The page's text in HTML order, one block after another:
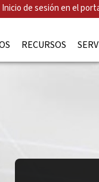
Inicio de sesión en el
RECURSOS